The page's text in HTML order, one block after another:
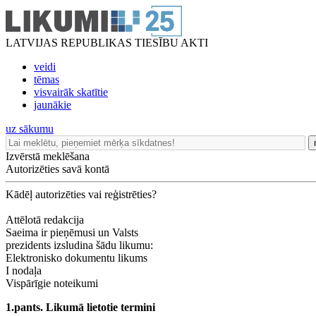
LATVIJAS REPUBLIKAS TIESĪBU AKTI
veidi
tēmas
visvairāk skatītie
jaunākie
uz sākumu
Izvērstā meklēšana
Autorizēties savā kontā
Kādēļ autorizēties vai reģistrēties?
Attēlotā redakcija
Saeima ir pieņēmusi un Valsts
prezidents izsludina šādu likumu:
Elektronisko dokumentu likums
I nodaļa
Vispārīgie noteikumi
1.pants. Likumā lietotie termini